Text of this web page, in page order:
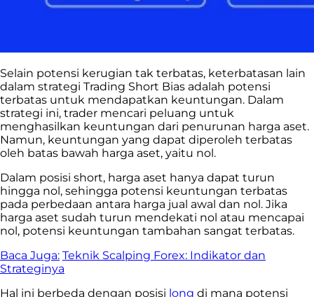
Selain potensi kerugian tak terbatas, keterbatasan lain
dalam strategi Trading Short Bias adalah potensi
terbatas untuk mendapatkan keuntungan. Dalam
strategi ini, trader mencari peluang untuk
menghasilkan keuntungan dari penurunan harga aset.
Namun, keuntungan yang dapat diperoleh terbatas
oleh batas bawah harga aset, yaitu nol.
Dalam posisi short, harga aset hanya dapat turun
hingga nol, sehingga potensi keuntungan terbatas
pada perbedaan antara harga jual awal dan nol. Jika
harga aset sudah turun mendekati nol atau mencapai
nol, potensi keuntungan tambahan sangat terbatas.
Baca Juga: Teknik Scalping Forex: Indikator dan
Strateginya
Hal ini berbeda dengan posisi long di mana potensi